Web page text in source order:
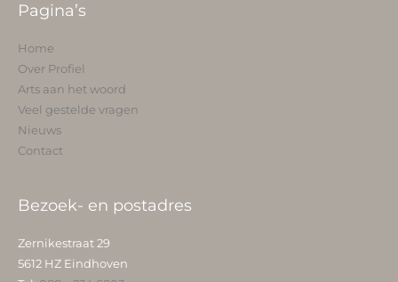
Pagina’s
Home
Over Profiel
Arts aan het woord
Veel gestelde vragen
Nieuws
Contact
Bezoek- en postadres
Zernikestraat 29
5612 HZ Eindhoven